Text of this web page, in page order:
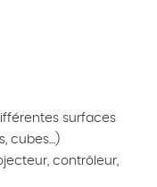
surfaces
cubes…)
contrôleur,